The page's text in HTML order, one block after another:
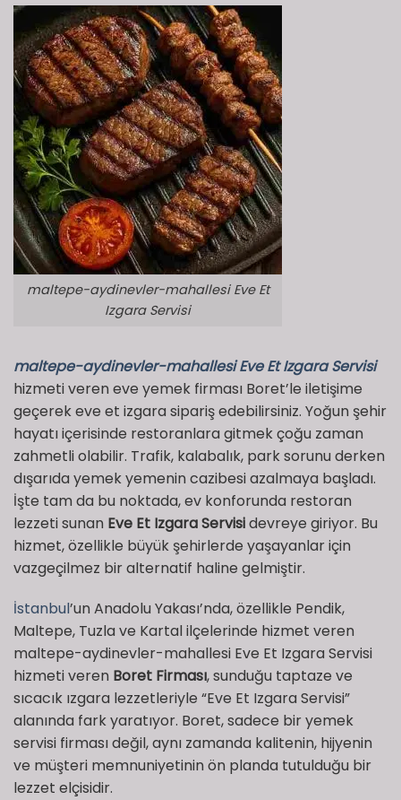
maltepe-aydinevler-mahallesi Eve Et
Izgara Servisi
maltepe-aydinevler-mahallesi Eve Et Izgara Servisi
hizmeti veren eve yemek firması Boret’le iletişime
geçerek eve et izgara sipariş edebilirsiniz. Yoğun şehir
hayatı içerisinde restoranlara gitmek çoğu zaman
zahmetli olabilir. Trafik, kalabalık, park sorunu derken
dışarıda yemek yemenin cazibesi azalmaya başladı.
İşte tam da bu noktada, ev konforunda restoran
lezzeti sunan Eve Et Izgara Servisidevreye giriyor. Bu
hizmet, özellikle büyük şehirlerde yaşayanlar için
vazgeçilmez bir alternatif haline gelmiştir.
İstanbul’un Anadolu Yakası’nda, özellikle Pendik,
Maltepe, Tuzla ve Kartal ilçelerinde hizmet veren
maltepe-aydinevler-mahallesi Eve Et Izgara Servisi
hizmeti veren Boret Firması, sunduğu taptaze ve
sıcacık ızgara lezzetleriyle “Eve Et Izgara Servisi”
alanında fark yaratıyor. Boret, sadece bir yemek
servisi firması değil, aynı zamanda kalitenin, hijyenin
ve müşteri memnuniyetinin ön planda tutulduğu bir
lezzet elçisidir.